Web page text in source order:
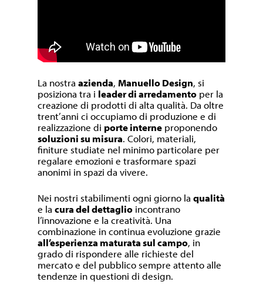
La nostraazienda, Manuello Design, si
posiziona tra i leader di arredamento per la
creazione di prodotti di alta qualità. Da oltre
trent’anni ci occupiamo di produzione e di
realizzazione di porte interne proponendo
soluzioni su misura. Colori, materiali,
finiture studiate nel minimo particolare per
regalare emozioni e trasformare spazi
anonimi in spazi da vivere.
Nei nostri stabilimenti ogni giorno laqualità
e lacura del dettaglio incontrano
l’innovazione e la creatività. Una
combinazione in continua evoluzione grazie
all’esperienza maturata sul campo, in
grado di rispondere alle richieste del
mercato e del pubblico sempre attento alle
tendenze in questioni di design.